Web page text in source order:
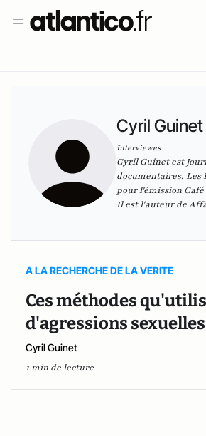
Cyril Guinet
Interviewes
Cyril Guinet est
documentaires, Les
pour l'émission Café
Il est l'auteur de
A LA RECHERCHE DE LA VERITE
Ces méthodes
d'agressions sexuelles
Cyril Guinet
1 min de lecture